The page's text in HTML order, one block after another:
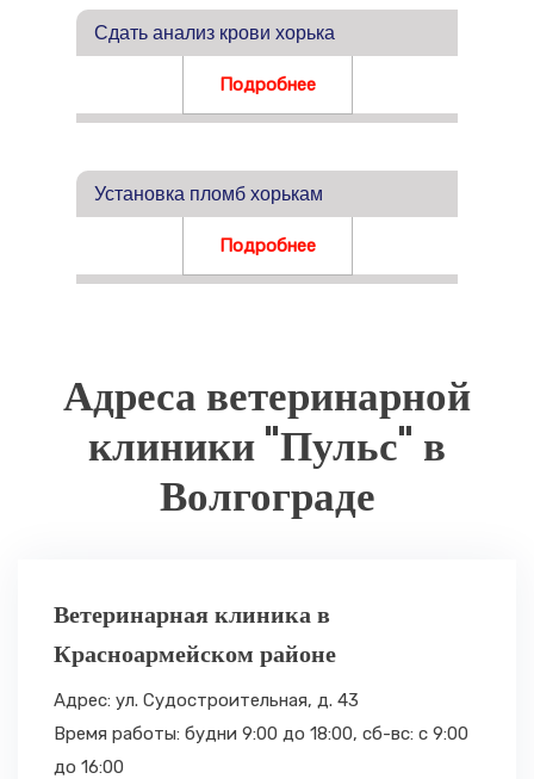
Сдать анализ крови хорька
Подробнее
Установка пломб хорькам
Подробнее
Адреса ветеринарной
клиники "Пульс" в
Волгограде
Ветеринарная клиника в
Красноармейском районе
Адрес: ул. Судостроительная, д. 43
Время работы: будни 9:00 до 18:00, сб-вс: с 9:00
до 16:00